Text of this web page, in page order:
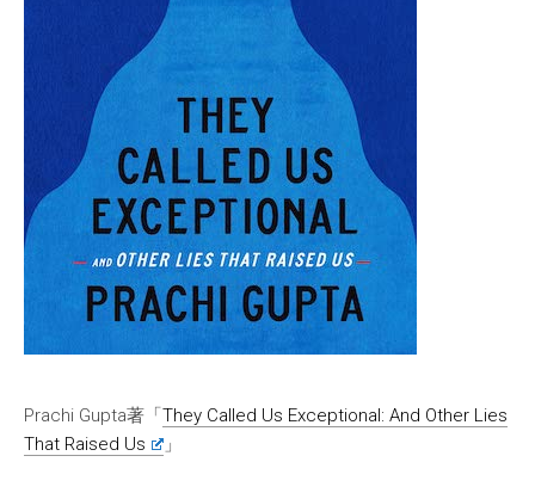
Prachi Gupta著「They Called Us Exceptional: And Other Lies
That Raised Us
」